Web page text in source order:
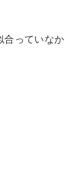
合っていなか